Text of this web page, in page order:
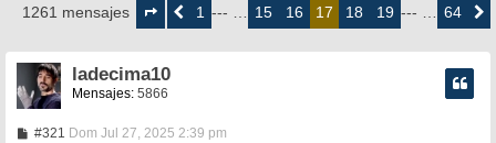
1261 mensajes
deAnterior1 --- … 15 16 17 18 19 --- … 64
ladecima10
Mensajes: 5866
#321 MDom Jul 27, 2025 2:39 pm